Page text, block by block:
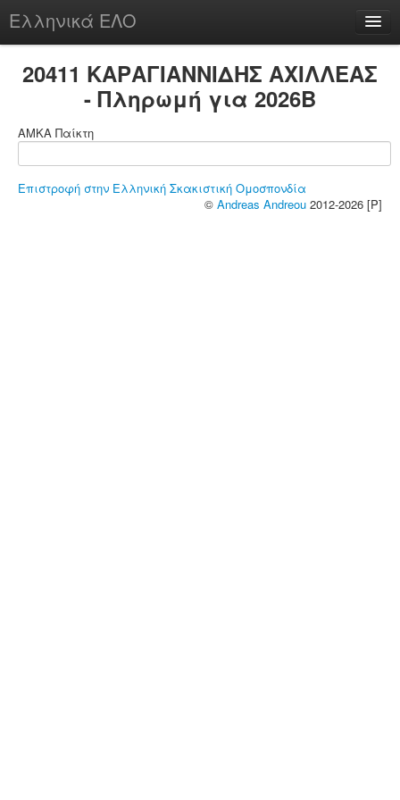
Ελληνικά ΕΛΟ
chesstu.be @ discord
20411 ΚΑΡΑΓΙΑΝΝΙΔΗΣ ΑΧΙΛΛΕΑΣ
- Πληρωμή για 2026B
ΑΜΚΑ Παίκτη
Επιστροφή στην Ελληνική Σκακιστική Ομοσπονδία
© Andreas Andreou 2012-2026 [P]